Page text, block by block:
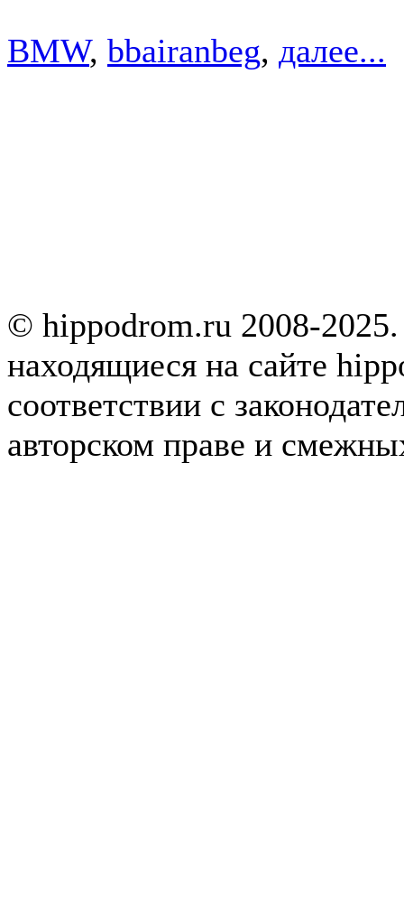
BMW, bbairanbeg, далее...
© hippodrom.ru 2008-
находящиеся на сайте
соответствии с
авторском праве и